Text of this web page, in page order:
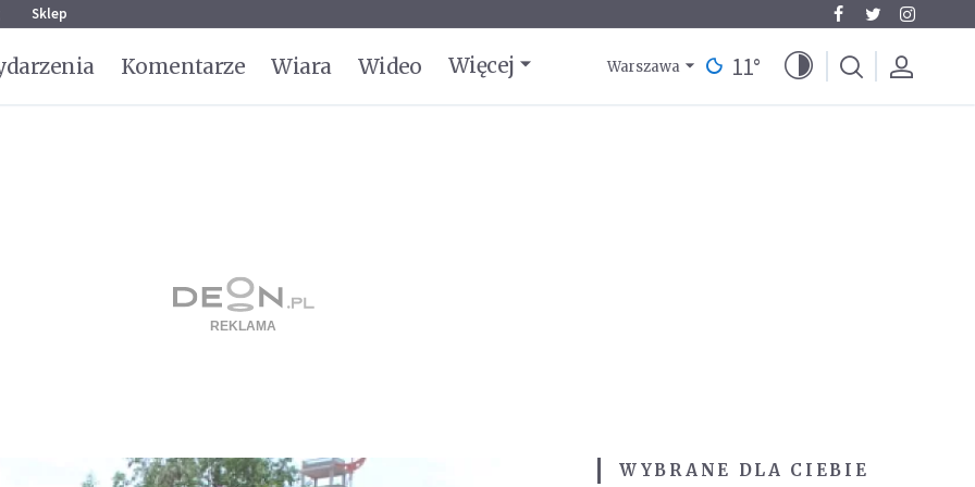
Sklep
Komentarze Wiara Wideo Więcej Warszawa 11°
WYBRANE DLA CIEBIE